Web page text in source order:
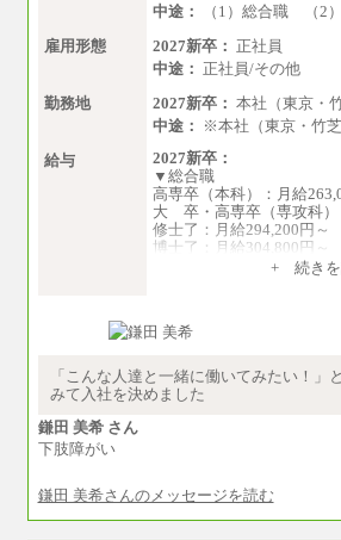
中途：
（1）総合職 （2
雇用形態
2027新卒： 正社員
中途： 正社員/その他
勤務地
2027新卒： 本社（東京・
中途：
※本社（東京・竹
給与
2027新卒：
▼総合職
高専卒（本科）：月給
大 卒・高専卒（専攻科）
修士了：月給294,200円～
博士了：月給304,800円～
ず個別設定することがあり
▼アソシエイト職
月給235,000円
中途：
+ 続きを
「こんな人達と一緒に働いてみたい！」
みて入社を決めました
鎌田 美希 さん
下肢障がい
鎌田 美希さんのメッセージを読む